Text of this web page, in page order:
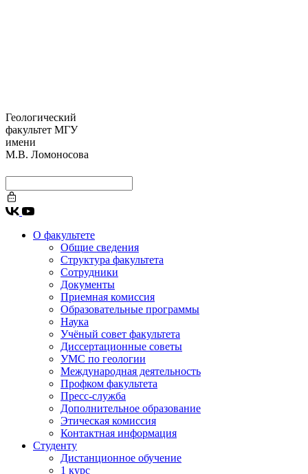
Геологический
факультет МГУ
имени
М.В. Ломоносова
О факультете
Общие сведения
Структура факультета
Сотрудники
Документы
Приемная комиссия
Образовательные программы
Наука
Учёный совет факультета
Диссертационные советы
УМС по геологии
Международная деятельность
Профком факультета
Пресс-служба
Дополнительное образование
Этическая комиссия
Контактная информация
Студенту
Дистанционное обучение
1 курс